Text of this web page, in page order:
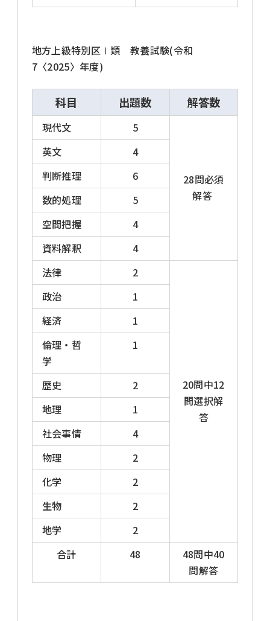
地方上級特別区Ⅰ類 教養試験(令和
7〈2025〉年度)
科目 出題数 解答数
現代文 5
28問必須
解答
英文
4
判断推理
6
数的処理
5
空間把握
4
資料解釈
4
法律
2
20問中12
問選択解
答
政治
1
経済
1
倫理・哲
学
1
歴史
2
地理
1
社会事情
4
物理
2
化学
2
生物
2
地学
2
合計
48
48問中40
問解答